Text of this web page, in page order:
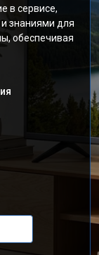
в сервисе,
знаниями для
обеспечивая